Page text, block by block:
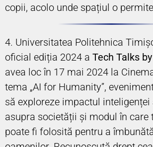
copii, acolo unde spațiul o
4. Universitatea Politehnica
oficial ediția 2024 a Tech Talks
avea loc în 17 mai 2024 la
tema „AI for Humanity”,
să exploreze impactul
asupra societății și modul în care
poate fi folosită pentru a